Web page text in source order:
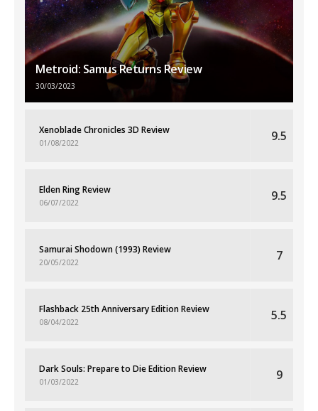
Metroid: Samus Returns Review
30/03/2023
Xenoblade Chronicles 3D Review
01/08/2022 9.5
Elden Ring Review
06/07/2022 9.5
Samurai Shodown (1993) Review
20/05/2022 7
Flashback 25th Anniversary Edition Review
08/04/2022 5.5
Dark Souls: Prepare to Die Edition Review
01/03/2022 9